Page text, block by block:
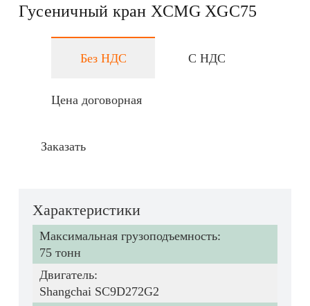
Гусеничный кран XCMG XGC75
Без НДС С НДС
Цена договорная
Заказать
Характеристики
Максимальная грузоподъемность:
75 тонн
Двигатель:
Shangchai SC9D272G2